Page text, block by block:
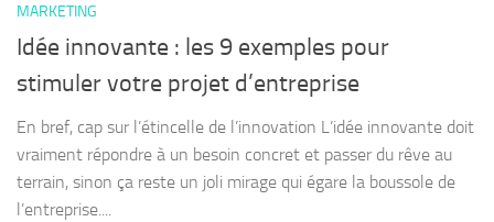
MARKETING
Idée innovante : les 9 exemples pour
stimuler votre projet d’entreprise
En bref, cap sur l’étincelle de l’innovation L’idée innovante doit
vraiment répondre à un besoin concret et passer du rêve au
terrain, sinon ça reste un joli mirage qui égare la boussole de
l’entreprise....